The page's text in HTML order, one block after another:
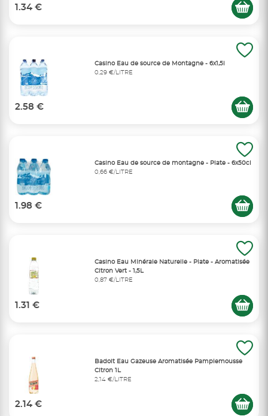
1.34 €
Casino Eau de source de Montagne - 6x1,5l
0,29 €/LITRE
2.58 €
Casino Eau de source de montagne - Plate - 6x50cl
0,66 €/LITRE
1.98 €
Casino Eau Minérale Naturelle - Plate - Aromatisée
Citron Vert - 1,5L
0,87 €/LITRE
1.31 €
Badoit Eau Gazeuse Aromatisée Pamplemousse
Citron 1L
2,14 €/LITRE
2.14 €